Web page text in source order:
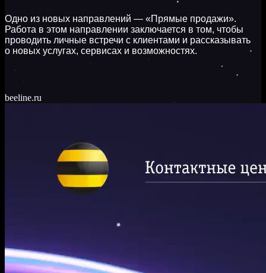
Одно из новых направлений — «Прямые продажи».
Работа в этом направлении заключается в том, чтобы
проводить личные встречи с клиентами и рассказывать
о новых услугах, сервисах и возможностях.
beeline.ru